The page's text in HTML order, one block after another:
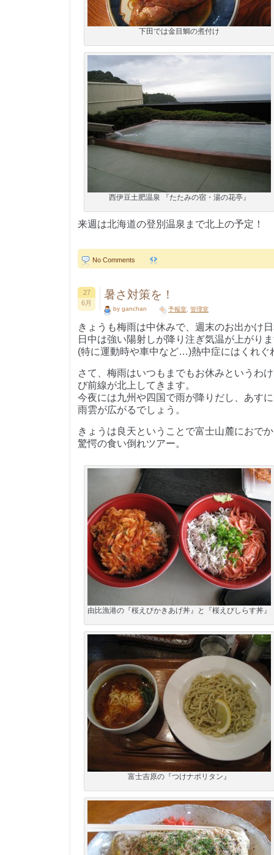
下田では金目鯛の煮付け
西伊豆土肥温泉 『たたみの宿・湯の花亭』
来週は北海道の登別温泉まで北上の予定！
No Comments
27
6月
暑さ対策を！
by ganchan 予報室 管理室
きょうも梅雨は中休みで、週末のお出かけ
日中は強い陽射しが降り注ぎ気温が上がり
(特に運動時や車中など…)熱中症にはくれぐ
さて、梅雨はいつもまでもお休みというわ
び前線が北上してきます。
今夜には九州や四国で雨が降りだし、あす
雨雲が広がるでしょう。
きょうは良天ということで富士山麓におで
驚愕の食い倒れツアー。
由比漁港の『桜えびかきあげ丼』と『桜えびしらす丼』
富士吉原の『つけナポリタン』